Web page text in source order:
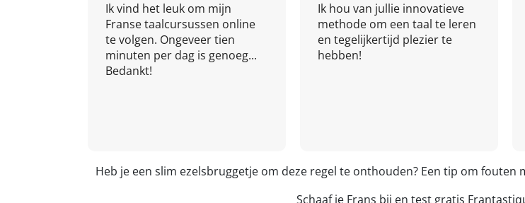
Ik vind het leuk om mijn
Franse taalcursussen online
te volgen. Ongeveer tien
minuten per dag is genoeg...
Bedankt!
Ik hou van jullie innovatieve
methode om een taal te leren
en tegelijkertijd plezier te
hebben!
Heb je een slim ezelsbruggetje om deze regel te onthouden? Een tip om
Schaaf je Frans bij en test gratis